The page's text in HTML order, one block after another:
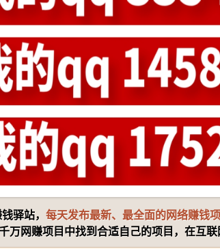
驿站， 每天发布最新、最全面的网络赚钱
万网赚项目中找到合适自己的项目，在互联